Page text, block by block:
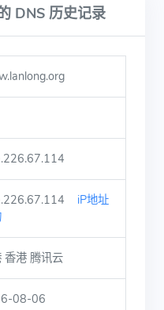
DNS 历史记录
iP地址
香港 腾讯云
08-06